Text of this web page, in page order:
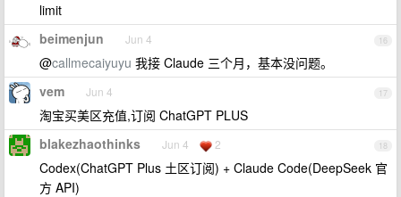
limit
16
beimenjun Jun 4
@callmecaiyuyu 我接 Claude 三个月，基本没问题。
17
vem Jun 4
淘宝买美区充值,订阅 ChatGPT PLUS
18
blakezhaothinks Jun 4 2
Codex(ChatGPT Plus 土区订阅) + Claude Code(DeepSeek 官
方 API)